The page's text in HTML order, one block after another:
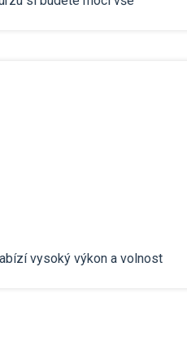
vysoký výkon a volnost